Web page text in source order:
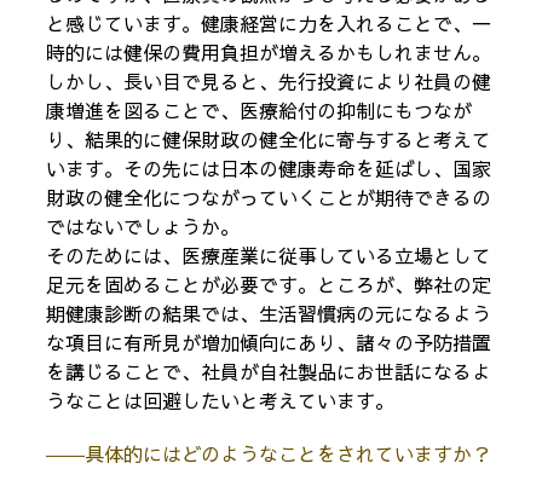
と感じています。健康経営に力を入れることで、一
時的には健保の費用負担が増えるかもしれません。
しかし、長い目で見ると、先行投資により社員の健
康増進を図ることで、医療給付の抑制にもつなが
り、結果的に健保財政の健全化に寄与すると考えて
います。その先には日本の健康寿命を延ばし、国家
財政の健全化につながっていくことが期待できるの
ではないでしょうか。
そのためには、医療産業に従事している立場として
足元を固めることが必要です。ところが、弊社の定
期健康診断の結果では、生活習慣病の元になるよう
な項目に有所見が増加傾向にあり、諸々の予防措置
を講じることで、社員が自社製品にお世話になるよ
うなことは回避したいと考えています。
――具体的にはどのようなことをされていますか？